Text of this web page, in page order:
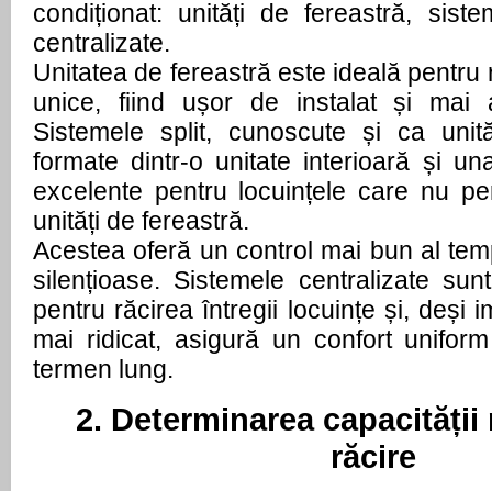
condiționat: unități de fereastră,
centralizate.
Unitatea de fereastră este ideală
unice, fiind ușor de instalat și mai
Sistemele split, cunoscute și ca
formate dintr-o unitate interioară și
excelente pentru locuințele care nu
unități de fereastră.
Acestea oferă un control mai bun al
silențioase. Sistemele centralizate
pentru răcirea întregii locuințe și, deși
mai ridicat, asigură un confort
termen lung.
2. Determinarea capacității
răcire